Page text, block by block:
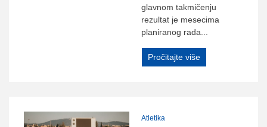
glavnom takmičenju
rezultat je mesecima
planiranog rada...
Pročitajte više
Atletika